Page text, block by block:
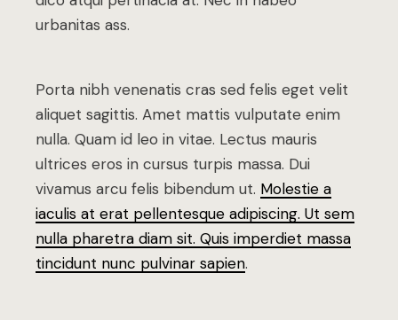
urbanitas ass.
Porta nibh venenatis cras sed felis eget velit
aliquet sagittis. Amet mattis vulputate enim
nulla. Quam id leo in vitae. Lectus mauris
ultrices eros in cursus turpis massa. Dui
vivamus arcu felis bibendum ut. Molestie a
iaculis at erat pellentesque adipiscing. Ut sem
nulla pharetra diam sit. Quis imperdiet massa
tincidunt nunc pulvinar sapien.